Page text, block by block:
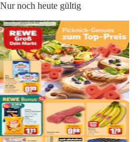
Nur noch heute gültig